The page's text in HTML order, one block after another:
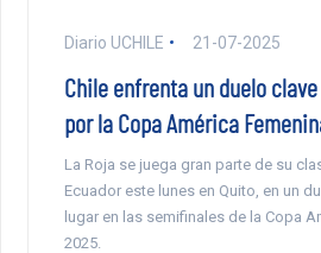
Diario UCHILE 21-07-2025
Chile enfrenta un duelo
por la Copa América
La Roja se juega gran parte de su
Ecuador este lunes en Quito, en un
lugar en las semifinales de la Copa
2025.